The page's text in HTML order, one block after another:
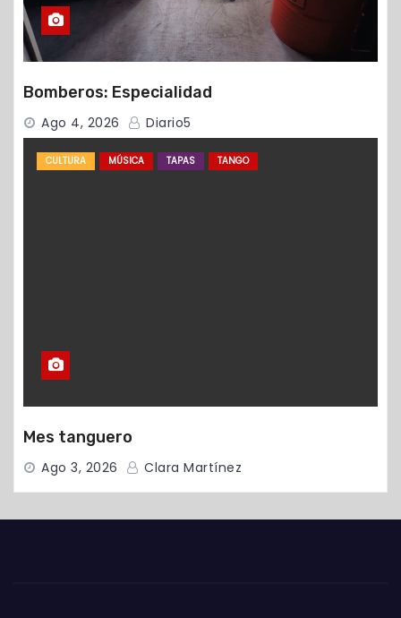
Bomberos: Especialidad
Ago 4, 2026 Diario5
CULTURA MÚSICA TAPAS TANGO
Mes tanguero
Ago 3, 2026 Clara Martínez